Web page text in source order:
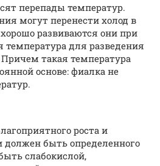
перепады температур.
могут перенести холод в
развиваются они при
для разведения
такая температура
основе: фиалка не
роста и
быть определенного
слабокислой,